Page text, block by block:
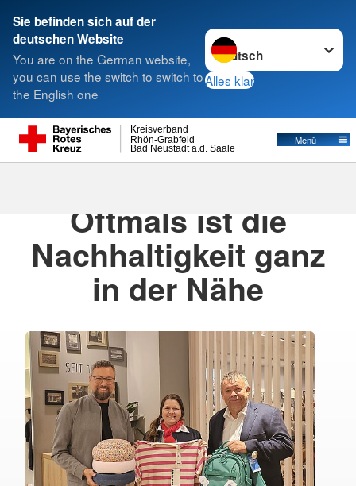
Sie befinden sich auf der
deutschen Website
You are on the German website,
you can use the switch to switch to
the English one
Sprache wechseln zu
Alles klar
Bad Neustadt a.d. Saale
Rhön-Grabfeld
Kreisverband
Menü
Suche
Oftmals ist die
Nachhaltigkeit ganz
in der Nähe